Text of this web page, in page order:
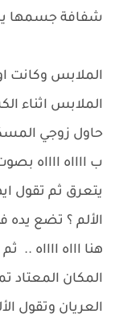
شفافة جسمها
الملابس وكانت
الملابس اثناء
حاول زوجي
ب ااااه ااااه
يتعرق ثم تقول
الألم ؟ تضع يده
هنا اااه ااااه
المكان
العريان وتقول